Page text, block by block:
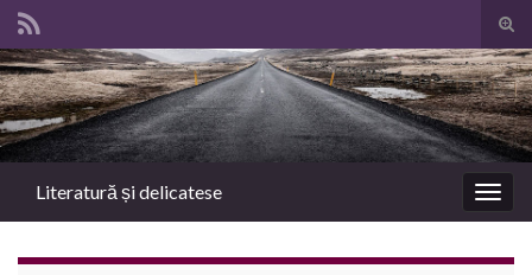
Search for:
Literatură și delicatese